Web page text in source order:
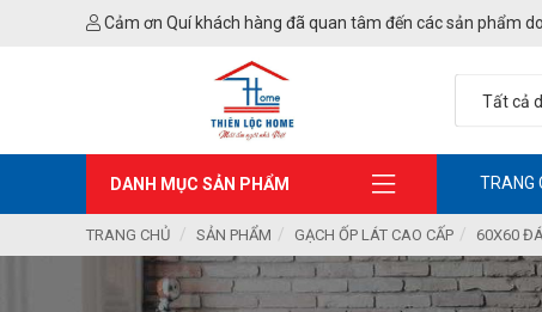
Cảm ơn Quí khách hàng đã quan tâm đến các sản phẩm
DANH MỤC SẢN PHẨM TRANG
TRANG CHỦ SẢN PHẨM GẠCH ỐP LÁT CAO CẤP 60X60